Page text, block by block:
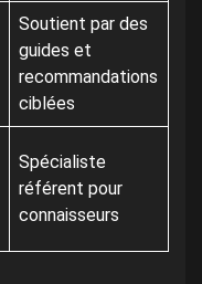
Soutient par des
guides et
recommandations
ciblées
Spécialiste
référent pour
connaisseurs